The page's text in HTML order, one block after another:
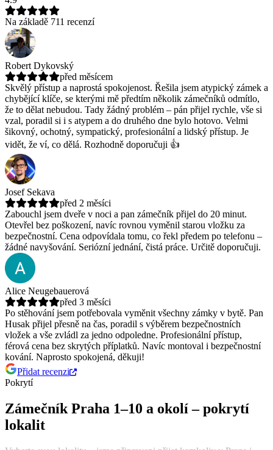
Na základě 711 recenzí
Robert Dykovský
před měsícem
Skvělý přístup a naprostá spokojenost. Řešila jsem atypický zámek a
chybějící klíče, se kterými mě předtím několik zámečníků odmítlo,
že to dělat nebudou. Tady žádný problém – pán přijel rychle, vše si
vzal, poradil si i s atypem a do druhého dne bylo hotovo. Velmi
šikovný, ochotný, sympatický, profesionální a lidský přístup. Je
vidět, že ví, co dělá. Rozhodně doporučuji 👍
Josef Sekava
před 2 měsíci
Zabouchl jsem dveře v noci a pan zámečník přijel do 20 minut.
Otevřel bez poškození, navíc rovnou vyměnil starou vložku za
bezpečnostní. Cena odpovídala tomu, co řekl předem po telefonu –
žádné navyšování. Seriózní jednání, čistá práce. Určitě doporučuji.
Alice Neugebauerová
před 3 měsíci
Po stěhování jsem potřebovala vyměnit všechny zámky v bytě. Pan
Husak přijel přesně na čas, poradil s výběrem bezpečnostních
vložek a vše zvládl za jedno odpoledne. Profesionální přístup,
férová cena bez skrytých příplatků. Navíc montoval i bezpečnostní
kování. Naprosto spokojená, děkuji!
Přidat recenzi
Pokrytí
Zámečník Praha 1–10 a okolí – pokrytí
lokalit